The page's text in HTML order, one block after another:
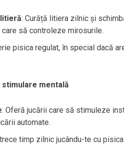
: Curăță litiera zilnic și
să controleze mirosurile.
pisica regulat, în special dacă
mentală
: Oferă jucării care să stimuleze
automate.
timp zilnic jucându-te cu